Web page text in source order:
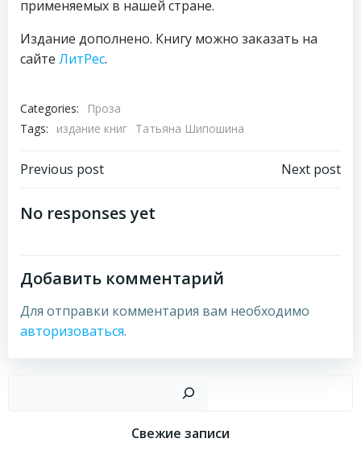
применяемых в нашей стране.
Издание дополнено. Книгу можно заказать на
сайте ЛитРес.
Categories:
Проза
Tags:
издание книг Татьяна Шипошина
Навигация
по
Previous post
Навигация
Next post
No responses yet
Добавить комментарий
Для отправки комментария вам необходимо
авторизоваться.
Свежие записи